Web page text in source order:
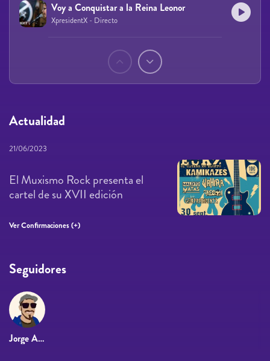
Voy a Conquistar a la Reina Leonor
XpresidentX - Directo
Actualidad
21/06/2023
El Muxismo Rock presenta el
cartel de su XVII edición
Ver Confirmaciones (+)
Seguidores
Jorge Agenjos Zamora